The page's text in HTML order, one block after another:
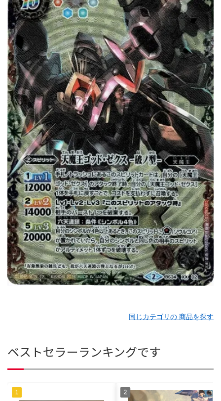
同じカテゴリの 商品を探す
ベストセラーランキングです